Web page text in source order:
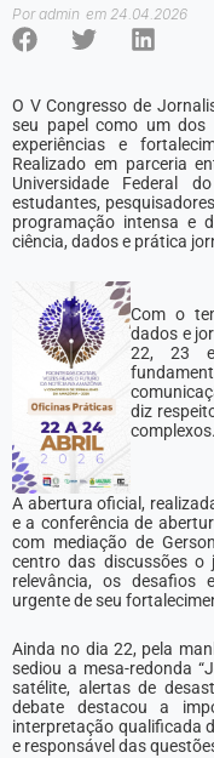
Poradmin em 24.04.2026
O V Congresso de
seu papel como um dos
experiências e
Realizado em parceria
Universidade Federal
estudantes,
programação intensa e
ciência, dados e prática
Com o
dados e
22, 23 e
diz
complexos.
A abertura oficial,
e a conferência de
com mediação de
centro das discussões o
relevância, os desafios
urgente de seu
Ainda no dia 22, pela
sediou a mesa-redonda
satélite, alertas de
debate destacou a
interpretação qualificada
e responsável das